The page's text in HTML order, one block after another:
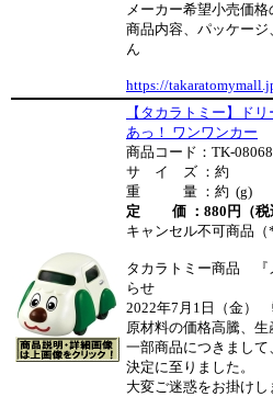
メーカー希望小売価格
商品内容、パッケー
ん
https://
【タカラトミー】ド
あっ！ ワンワンカー
商品コード：TK-
サ イ ズ ：約
重 量 ：約 (g)
定 価 ：880円（税
キャンセル不可商品（
タカラトミー商品 『
らせ
2022年7月1日（金）
原材料の価格高騰、
一部商品につきまし
決定に至りました。
大変ご迷惑をお掛け